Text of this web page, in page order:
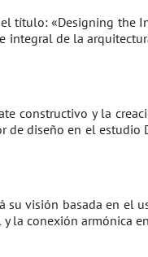
título: «Designing the
integral de la
constructivo y la
de diseño en el estudio
su visión basada en el
la conexión armónica